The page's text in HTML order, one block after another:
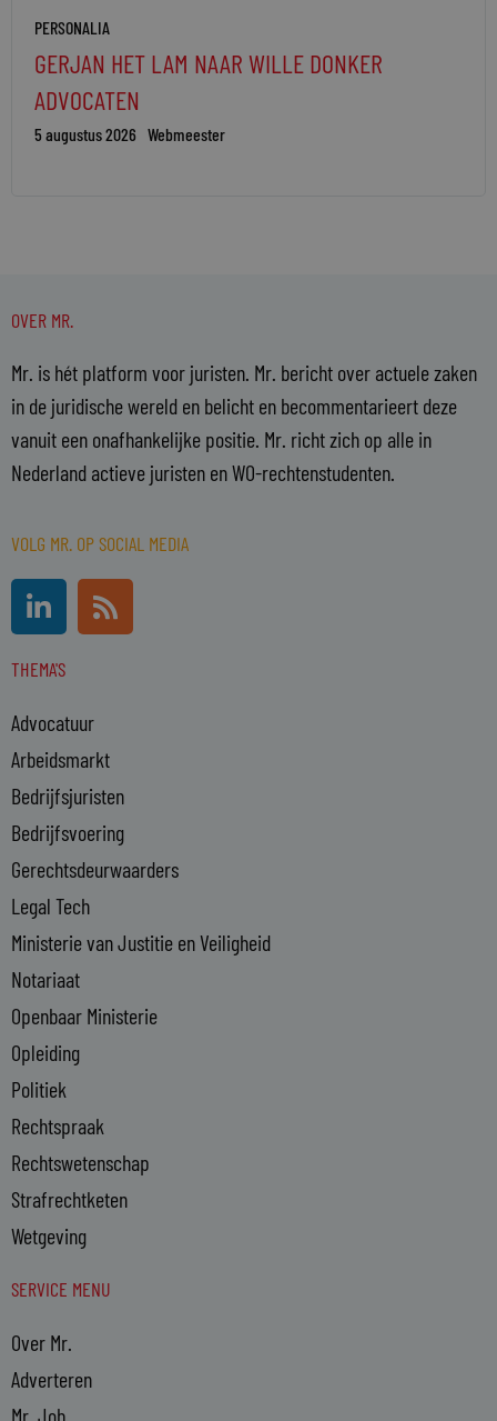
PERSONALIA
GERJAN HET LAM NAAR WILLE DONKER
ADVOCATEN
5 augustus 2026 Webmeester
OVER MR.
Mr. is hét platform voor juristen. Mr. bericht over actuele zaken
in de juridische wereld en belicht en becommentarieert deze
vanuit een onafhankelijke positie. Mr. richt zich op alle in
Nederland actieve juristen en WO-rechtenstudenten.
VOLG MR. OP SOCIAL MEDIA
L
i
n
k
d
i
n
-
i
n
R
s
s
THEMA'S
Advocatuur
Arbeidsmarkt
Bedrijfsjuristen
Bedrijfsvoering
Gerechtsdeurwaarders
Legal Tech
Ministerie van Justitie en Veiligheid
Notariaat
Openbaar Ministerie
Opleiding
Politiek
Rechtspraak
Rechtswetenschap
Strafrechtketen
Wetgeving
SERVICE MENU
Over Mr.
Adverteren
Mr. Job